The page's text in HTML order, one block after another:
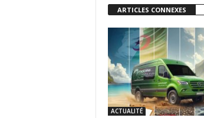
ARTICLES CONNEXES
ACTUALITÉ